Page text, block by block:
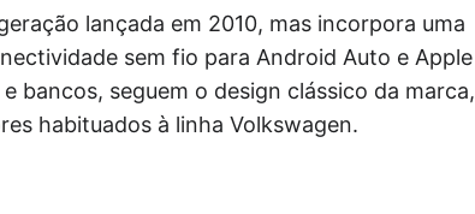
lançada em 2010, mas incorpora uma
sem fio para Android Auto e Apple
bancos, seguem o design clássico da marca,
habituados à linha Volkswagen.